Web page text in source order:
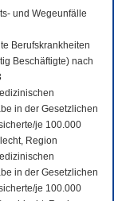
und Wegeunfälle
Berufskrankheiten
Beschäftigte) nach
in der Gesetzlichen
je 100.000
Region
in der Gesetzlichen
je 100.000